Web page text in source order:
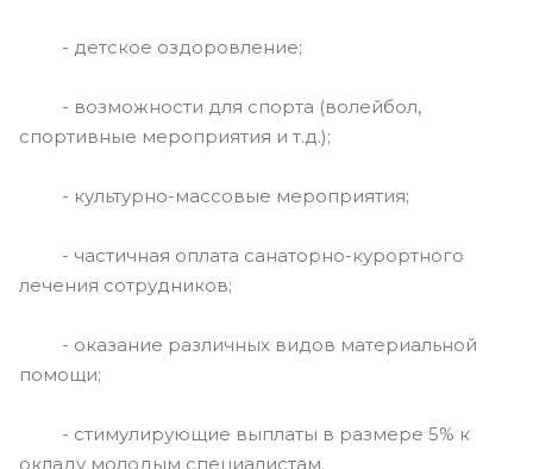
- детское оздоровление;
- возможности для спорта (волейбол,
спортивные мероприятия и т.д.);
- культурно-массовые мероприятия;
- частичная оплата санаторно-курортного
лечения сотрудников;
- оказание различных видов материальной
помощи;
- стимулирующие выплаты в размере 5% к
окладу молодым специалистам.